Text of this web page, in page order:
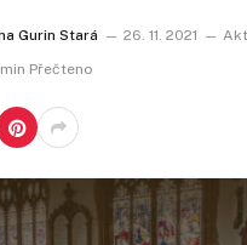
Gurin Stará 26. 11. 2021
Přečteno